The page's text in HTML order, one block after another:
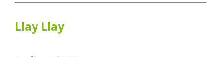
Llay Llay